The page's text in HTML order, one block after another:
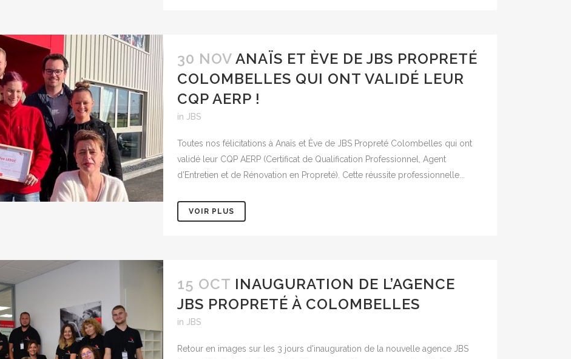
30 NOV ANAÏS ET ÈVE DE JBS PROPRETÉ
COLOMBELLES QUI ONT VALIDÉ LEUR
CQP AERP !
in JBS
Toutes nos félicitations à Anaïs et Ève de JBS Propreté Colombelles qui ont
validé leur CQP AERP (Certificat de Qualification Professionnel, Agent
d’Entretien et de Rénovation en Propreté). Cette réussite professionnelle...
VOIR PLUS
15 OCT INAUGURATION DE L’AGENCE
JBS PROPRETÉ À COLOMBELLES
in JBS
Retour en images sur les 3 jours d'inauguration de la nouvelle agence JBS